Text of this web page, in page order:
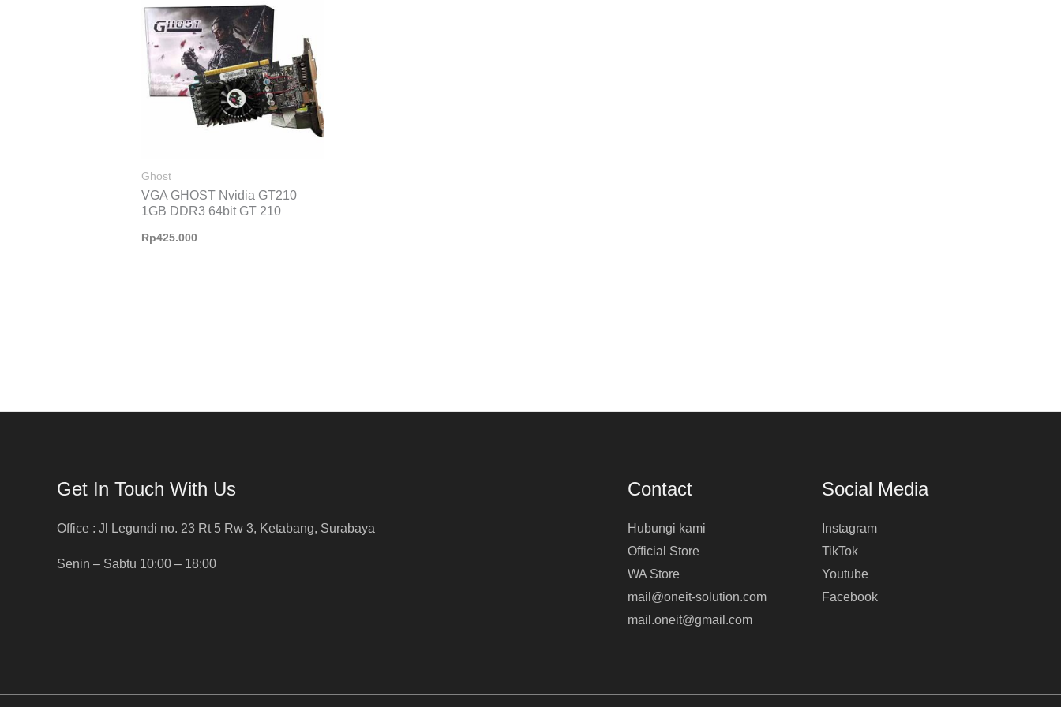
Ghost
VGA GHOST Nvidia GT210
1GB DDR3 64bit GT 210
Rp425.000
Get In Touch With Us
Office : Jl Legundi no. 23 Rt 5 Rw 3, Ketabang, Surabaya
Senin – Sabtu 10:00 – 18:00
Contact
Hubungi kami
Official Store
WA Store
mail@oneit-solution.com
mail.oneit@gmail.com
Social Media
Instagram
TikTok
Youtube
Facebook